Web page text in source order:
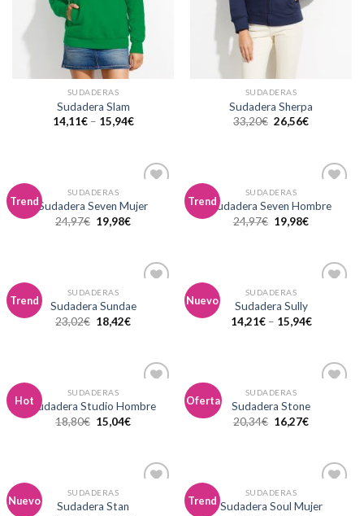
SUDADERAS
Sudadera Slam
14,11€– 15,94€
SUDADERAS
Sudadera Sherpa
33,20€ 26,56€
Trend
a la
SUDADERAS
Sudadera Seven Mujer
24,97€ 19,98€
Trend
a la
SUDADERAS
Sudadera Seven Hombre
24,97€ 19,98€
Trend
SUDADERAS
Sudadera Sundae
23,02€ 18,42€
Nuevo
SUDADERAS
Sudadera Sully
14,21€– 15,94€
Hot
a la
SUDADERAS
Sudadera Studio Hombre
18,80€ 15,04€
Oferta
SUDADERAS
Sudadera Stone
20,34€ 16,27€
Nuevo
SUDADERAS
Sudadera Stan
Trend
SUDADERAS
Sudadera Soul Mujer